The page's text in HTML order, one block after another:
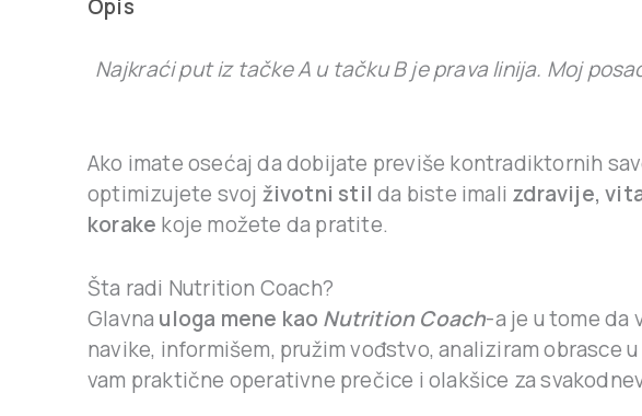
Opis
Najkraći put iz tačke A u tačku B je prava linija. Moj
Ako imate osećaj da dobijate previše kontradiktornih
optimizujete svoj životni stil da biste imali zdravije,
korake koje možete da pratite.
Šta radi Nutrition Coach?
Glavna uloga mene kao Nutrition Coach-a je u tome da
navike, informišem, pružim vođstvo, analiziram obrasce
vam praktične operativne prečice i olakšice za